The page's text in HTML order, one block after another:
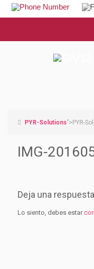
PYR-Solutions">PYR-
IMG-
Deja una respuesta
Lo siento, debes estar